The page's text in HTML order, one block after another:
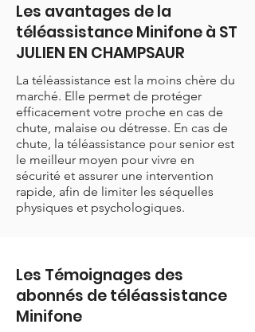
Les avantages de la
téléassistance Minifone à ST
JULIEN EN CHAMPSAUR
La téléassistance est la moins chère du
marché. Elle permet de protéger
efficacement votre proche en cas de
chute, malaise ou détresse. En cas de
chute, la téléassistance pour senior est
le meilleur moyen pour vivre en
sécurité et assurer une intervention
rapide, afin de limiter les séquelles
physiques et psychologiques.
Les Témoignages des
abonnés de téléassistance
Minifone